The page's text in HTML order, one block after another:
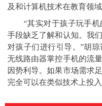
及和计算机技术在教育领
“其实对于孩子玩手机
手段缺乏了解和认知。我
对孩子们进行引导。”胡
无线路由器掌控手机的流
因势利导。如果市场需求
完全可以在类似技术上投入